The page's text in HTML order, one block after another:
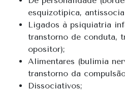
esquizotípica,
Ligados à psiquiatria
transtorno de conduta,
opositor);
Alimentares (bulimia
transtorno da
Dissociativos;